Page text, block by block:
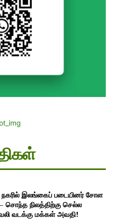
இலங்கைப் படையினர் சோள
– சொந்த நிலத்திற்கு செல்ல
வலி வடக்கு மக்கள் அவதி!